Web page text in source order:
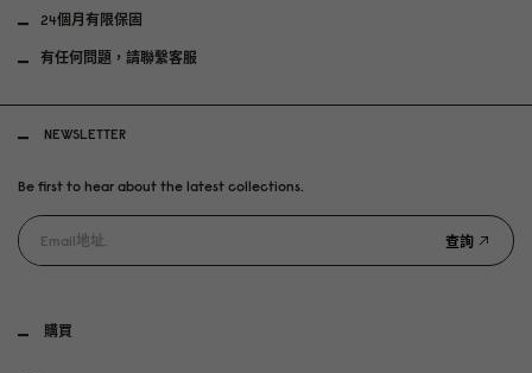
24個月有限保固
有任何問題，請聯繫客服
購買
NEWSLETTER
Be first to hear about the latest collections.
查詢